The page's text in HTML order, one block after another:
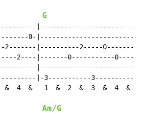
G
0-|------------------------
2-------|----------2-----0-------
2----|-------0-----------
|-3-----------3----------
&  4  &   1  &  2  &  3  &  4  &
Am/G